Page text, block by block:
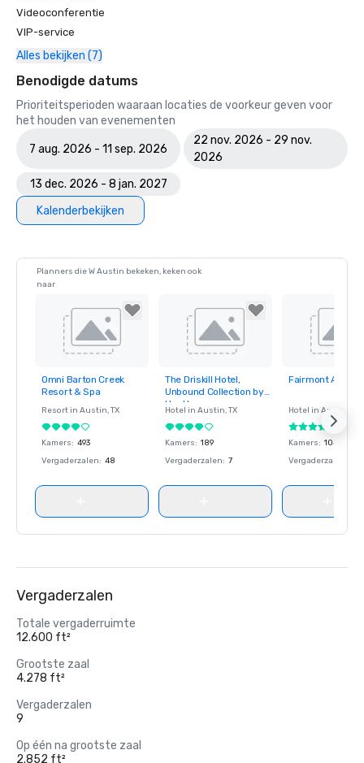
Videoconferentie
VIP-service
Alles bekijken (7)
Benodigde datums
Prioriteitsperioden waaraan locaties de voorkeur geven voor
het houden van evenementen
7 aug. 2026 - 11 sep. 2026
22 nov. 2026 - 29 nov.
2026
13 dec. 2026 - 8 jan. 2027
Kalenderbekijken
Planners die W Austin bekeken, keken ook
naar
Removed from
favorites
Omni Barton Creek
Resort & Spa
Resort in Austin, TX
Kamers: 493
Vergaderzalen: 48
Removed from
favorites
The Driskill Hotel,
Unbound Collection by
Hyatt
Hotel in Austin, TX
Kamers: 189
Vergaderzalen: 7
Removed
Fairmont Austin
Hotel in Austin
Kamers: 1048
Vergaderzalen
Vergaderzalen
Totale vergaderruimte
12.600 ft²
Grootste zaal
4.278 ft²
Vergaderzalen
9
Op één na grootste zaal
2.852 ft²